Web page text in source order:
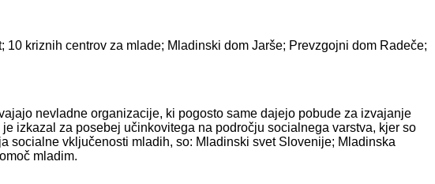
kriznih centrov za mlade; Mladinski dom Jarše; Prevzgojni dom Radeče;
nevladne organizacije, ki pogosto same dajejo pobude za izvajanje
izkazal za posebej učinkovitega na področju socialnega varstva, kjer so
vključenosti mladih, so: Mladinski svet Slovenije; Mladinska
mladim.